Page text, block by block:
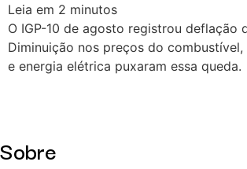
Leia em 2 minutos
O IGP-10 de agosto registrou deflação
Diminuição nos preços do combustível,
e energia elétrica puxaram essa queda.
Sobre